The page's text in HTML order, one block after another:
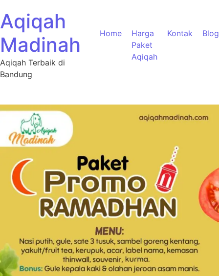
Aqiqah
Madinah
Aqiqah Terbaik di
Bandung
Home
Harga
Paket
Aqiqah
Kontak Blog